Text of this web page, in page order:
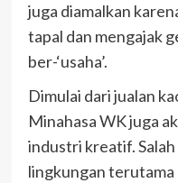
juga diamalkan
tapal dan mengajak
ber-‘usaha’.
Dimulai dari jualan
Minahasa WK juga
industri kreatif.
lingkungan terutama